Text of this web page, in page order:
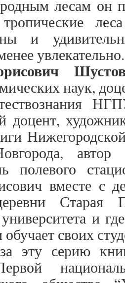
лесам он
и
увлекательно.
наук,
доцент,
автор
полевого
вместе с
Старая
и
своих
эту серию